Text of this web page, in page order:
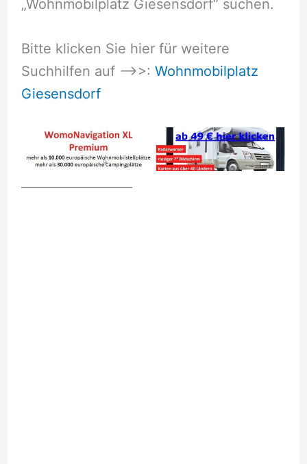
„Wohnmobilplatz Giesensdorf“ suchen.
Bitte klicken Sie hier für weitere
Suchhilfen auf –>>: Wohnmobilplatz
Giesensdorf